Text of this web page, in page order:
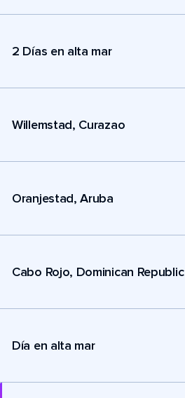
2 Días en alta mar
Willemstad, Curazao
Oranjestad, Aruba
Cabo Rojo, Dominican Republic
Día en alta mar